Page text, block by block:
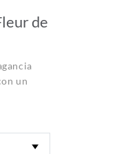
de
un